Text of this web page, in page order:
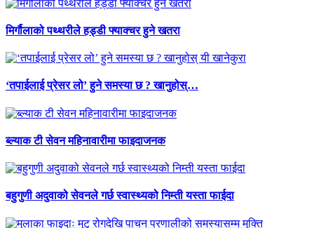
मिर्गौलाको पथ्थरीले हड्डी फ्याक्चर हुने खतरा
‘तपाईलाई प्रेसर लो’ हुने समस्या छ ? खानुहोस्…
ब्ल्याक टी सेवन महिनावारीमा फाइदाजनक
बहुगुणी अदुवाको सेवनले गर्छ स्वास्थ्यको निम्ती यस्ता फाईदा